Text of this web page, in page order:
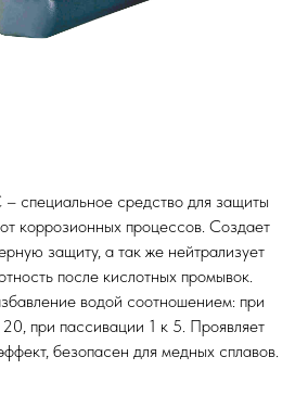
специальное средство для защиты
коррозионных процессов. Создает
защиту, а так же нейтрализует
после кислотных промывок.
водой соотношением: при
при пассивации 1 к 5. Проявляет
безопасен для медных сплавов.